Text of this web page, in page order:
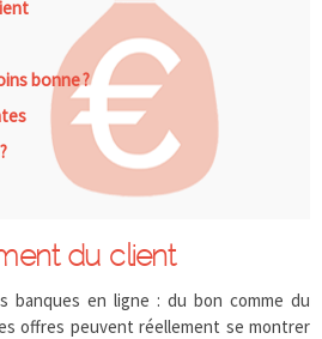
bonne ?
du client
en ligne : du bon comme du
offres peuvent réellement se montrer